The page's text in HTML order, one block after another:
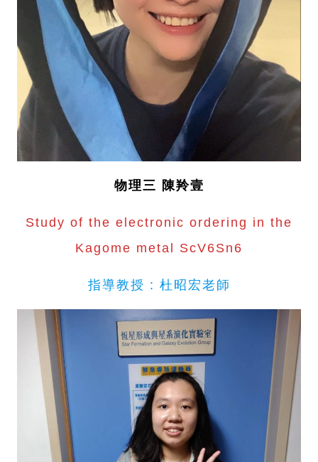
物理三 陳羚壹
Study of the electronic ordering in the
Kagome metal ScV6Sn6
指導教授 : 杜昭宏老師